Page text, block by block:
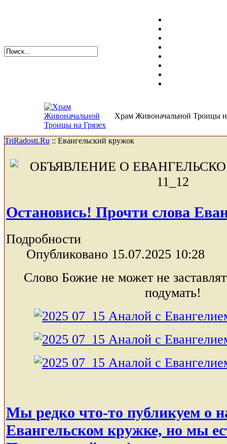
Храм Живоначальной Троицы
TriRadosti.Ru :: Евангельский кружок
Остановись! Прочти слова
Подробности
Опубликовано 15.07.2025 10:28
Слово Божие не может не
подумать!
Мы редко что-то публикуем о
Евангельском кружке, но мы